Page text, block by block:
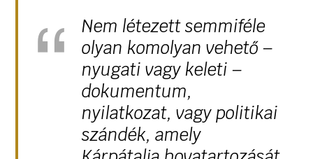
Nem létezett semmiféle
olyan komolyan vehető –
nyugati vagy keleti –
dokumentum,
nyilatkozat, vagy politikai
szándék, amely